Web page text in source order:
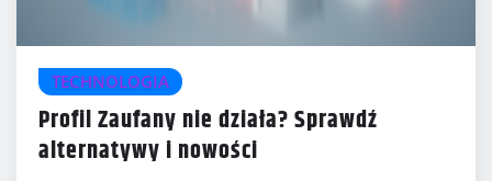
TECHNOLOGIA
Profil Zaufany nie działa? Sprawdź
alternatywy i nowości